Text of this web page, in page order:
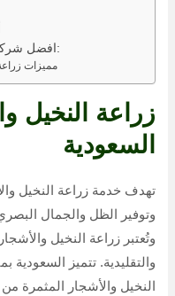
افضل شركة زراعة النخيل والأشجار بالسعودية:
مميزات
زراعة النخيل
السعودية
تهدف خدمة زراعة النخيل
وتوفير الظل والجمال
وتُعتبر زراعة النخيل
والتقليدية. تتميز السعودية
النخيل والأشجار المثمرة